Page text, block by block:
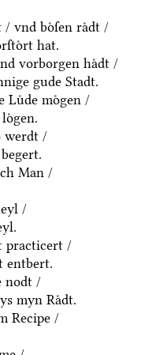
vnd boͤſen raͤdt /
hat.
vorborgen haͤdt /
gude Stadt.
Luͤde moͤgen /
werdt /
Man /
/
practicert /
entbert.
nodt /
myn Raͤdt.
Recipe /